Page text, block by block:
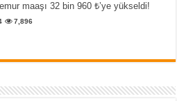
maaşı 32 bin 960 ₺’ye yükseldi!
7,896